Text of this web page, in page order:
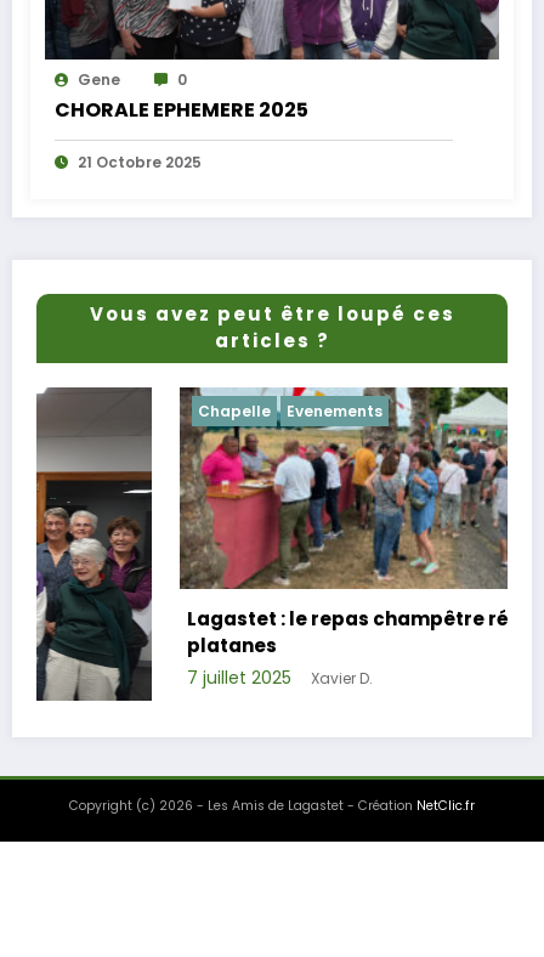
Gene 0
CHORALE EPHEMERE 2025
21 Octobre 2025
Vous avez peut être loupé ces
articles ?
Evenements
Lagastet : le repas champêtre réussi sous les
platanes
7 juillet 2025 Xavier D.
Copyright (c) 2026 - Les Amis de Lagastet - Création NetClic.fr